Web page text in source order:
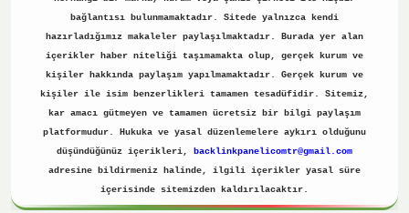
bağlantısı bulunmamaktadır. Sitede yalnızca kendi
hazırladığımız makaleler paylaşılmaktadır. Burada yer alan
içerikler haber niteliği taşımamakta olup, gerçek kurum ve
kişiler hakkında paylaşım yapılmamaktadır. Gerçek kurum ve
kişiler ile isim benzerlikleri tamamen tesadüfidir. Sitemiz,
kar amacı gütmeyen ve tamamen ücretsiz bir bilgi paylaşım
platformudur. Hukuka ve yasal düzenlemelere aykırı olduğunu
düşündüğünüz içerikleri,
backlinkpanelicomtr@gmail.com
adresine bildirmeniz halinde, ilgili içerikler yasal süre
içerisinde sitemizden kaldırılacaktır.